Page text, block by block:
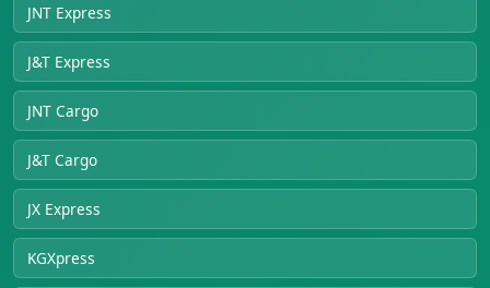
JNT Express
J&T Express
JNT Cargo
J&T Cargo
JX Express
KGXpress